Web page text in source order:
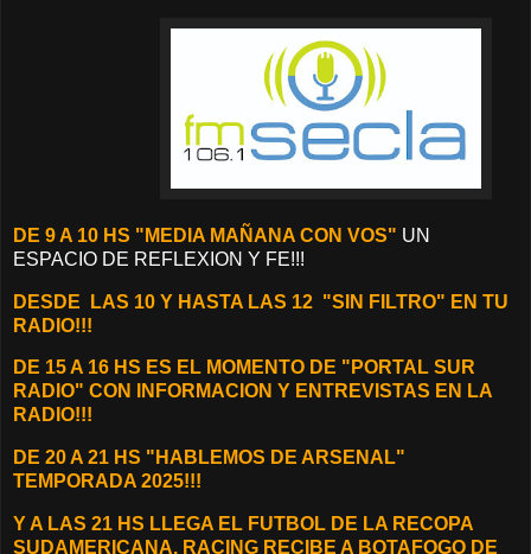
DE 9 A 10 HS "MEDIA MAÑANA CON VOS" UN
ESPACIO DE REFLEXION Y FE!!!
DESDE
LAS 10 Y HASTA LAS 12 "SIN FILTRO" EN TU
RADIO!!!
DE 15 A 16 HS ES EL MOMENTO DE "PORTAL SUR
RADIO" CON INFORMACION Y ENTREVISTAS EN LA
RADIO!!!
DE 20 A 21 HS "HABLEMOS DE ARSENAL"
TEMPORADA 2025!!!
Y A LAS 21 HS LLEGA EL FUTBOL DE LA RECOPA
SUDAMERICANA, RACING RECIBE A BOTAFOGO DE